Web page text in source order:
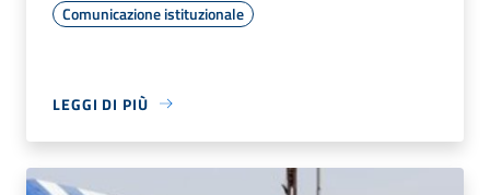
Comunicazione istituzionale
LEGGI DI PIÙ